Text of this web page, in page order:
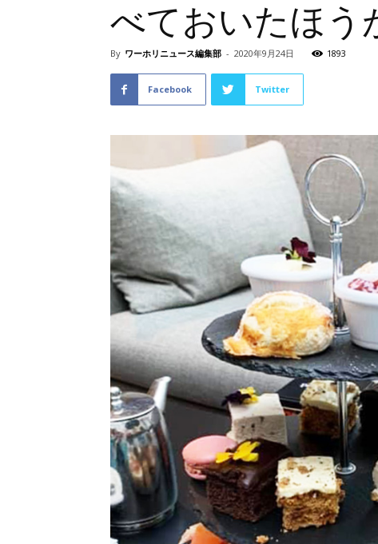
べておいたほう
By ワーホリニュース編集部 - 2020年9月24日 1893
Facebook Twitter